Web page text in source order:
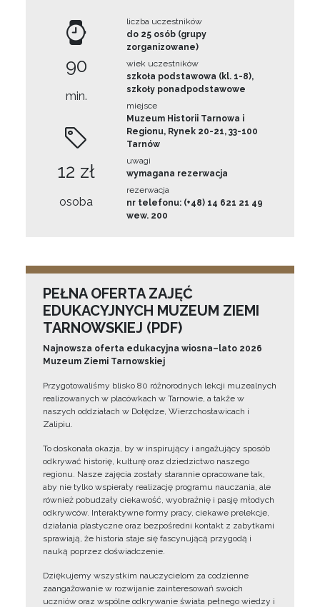
90
min.
12 zł
osoba
liczba uczestników
do 25 osób (grupy
zorganizowane)
wiek uczestników
szkoła podstawowa (kl. 1-8),
szkoły ponadpodstawowe
miejsce
Muzeum Historii Tarnowa i
Regionu, Rynek 20-21, 33-100
Tarnów
uwagi
wymagana rezerwacja
rezerwacja
nr telefonu: (+48) 14 621 21 49
wew. 200
PEŁNA OFERTA ZAJĘĆ
EDUKACYJNYCH MUZEUM ZIEMI
TARNOWSKIEJ (PDF)
Najnowsza oferta edukacyjna wiosna–lato 2026
Muzeum Ziemi Tarnowskiej
Przygotowaliśmy blisko 80 różnorodnych lekcji muzealnych
realizowanych w placówkach w Tarnowie, a także w
naszych oddziałach w Dołędze, Wierzchosławicach i
Zalipiu.
To doskonała okazja, by w inspirujący i angażujący sposób
odkrywać historię, kulturę oraz dziedzictwo naszego
regionu. Nasze zajęcia zostały starannie opracowane tak,
aby nie tylko wspierały realizację programu nauczania, ale
również pobudzały ciekawość, wyobraźnię i pasję młodych
odkrywców. Interaktywne formy pracy, ciekawe prelekcje,
działania plastyczne oraz bezpośredni kontakt z zabytkami
sprawiają, że historia staje się fascynującą przygodą i
nauką poprzez doświadczenie.
Dziękujemy wszystkim nauczycielom za codzienne
zaangażowanie w rozwijanie zainteresowań swoich
uczniów oraz wspólne odkrywanie świata pełnego wiedzy i